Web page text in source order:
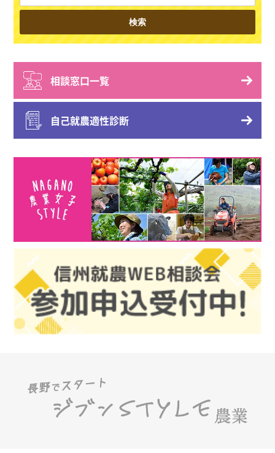
相談窓口一覧
自己就農適性診断